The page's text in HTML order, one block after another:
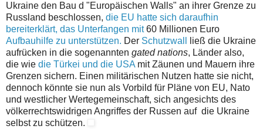
Ukraine den Bau d "Europäischen Walls" an ihrer Grenze zu
Russland beschlossen, die EU hatte sich daraufhin
bereiterklärt, das Unterfangen mit60 Millionen Euro
Aufbauhilfe zu unterstützen. Der Schutzwall
ließ die Ukraine
aufrücken in die sogenannten gated nations, Länder also,
die wie die Türkei und die USA mit Zäunen und Mauern ihre
Grenzen sichern. Einen militärischen Nutzen hatte sie nicht,
dennoch könnte sie nun als Vorbild für Pläne von EU, Nato
und westlicher Wertegemeinschaft, sich angesichts des
völkerrechtswidrigen Angriffes der Russen auf die Ukraine
selbst zu schützen.